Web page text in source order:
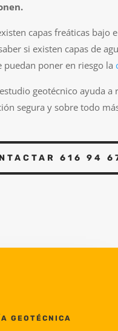
capas freáticas bajo
si existen capas de
puedan poner en riesgo la
geotécnico ayuda a
segura y sobre todo
616 94
GEOTÉCNICA